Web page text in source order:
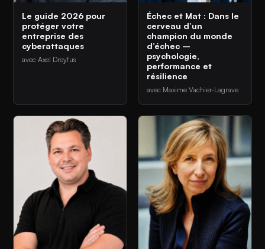
Le guide 2026 pour
protéger votre
entreprise des
cyberattaques
avec Axel Dreyfus
Échec et Mat : Dans le
cerveau d’un
champion du monde
d’échec –
psychologie,
performance et
résilience
avec Maxime Vachier-Lagrave